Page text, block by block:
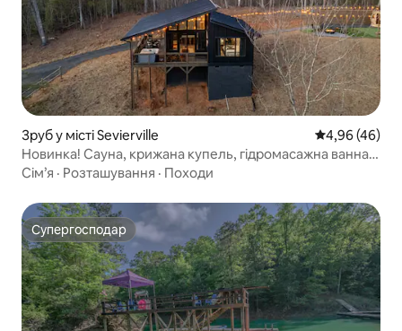
Зруб у місті Sevierville Середня
4,96 (46)
Новинка! Сауна, крижана купель, гідромасажна ванна,
місце для багаття та краєвиди!
Сім’я · Розташування · Походи
Супергосподар
Супергосподар